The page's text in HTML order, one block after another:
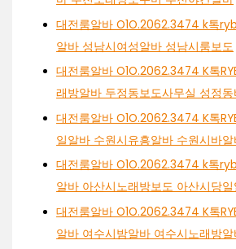
대전룸알바 O1O.2062.3474 k톡
알바 성남시여성알바 성남시룸보도
대전룸알바 O1O.2062.3474 K톡
래방알바 두정동보도사무실 성정
대전룸알바 O1O.2062.3474 K톡
일알바 수원시유흥알바 수원시바
대전룸알바 O1O.2062.3474 k톡
알바 아산시노래방보도 아산시당
대전룸알바 O1O.2062.3474 K톡
알바 여수시밤알바 여수시노래방